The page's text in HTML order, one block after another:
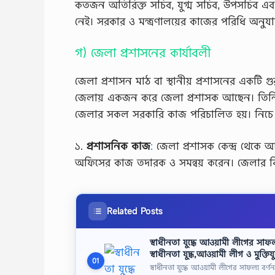
কতজন অতিরিক্ত সচিব, যুগ্ম সচিব, উপসচিব এবং
নেই। সরকার ও মন্ত্রণালয়ের কাজের পরিধি
গ) জেলা প্রশাসনের কার্যাবলী
জেলা প্রশাসন মাঠ বা স্থানীয় প্রশাসনের একটি
জেলায় একজন করে জেলা প্রশাসক আছেন। তিনি
জেলার সকল সরকারি কাজ পরিচালিত হয়।
১. প্রশাসনিক কাজ: জেলা প্রশাসক কেন্দ্র থেকে
অফিসের কাজ তদারক ও সমন্বয় করেন। জেলার
Related Posts
01
স্বাধীনতা যুদ্ধে আওয়ামী লীগের
স্বাধীনতা যুদ্ধ,আওয়ামী লীগ ও
স্বাধীনতা যুদ্ধে আওয়ামী লীগের সাফল্য